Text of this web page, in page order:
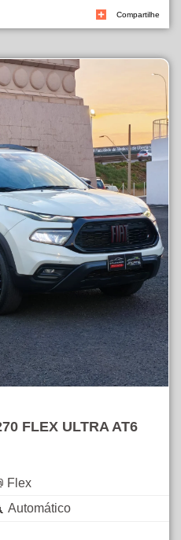
Compartilhe
FLEX ULTRA AT6
Flex
Automático